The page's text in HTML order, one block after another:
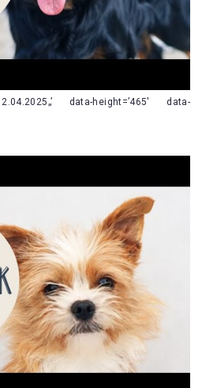
data-height=’465′ data-